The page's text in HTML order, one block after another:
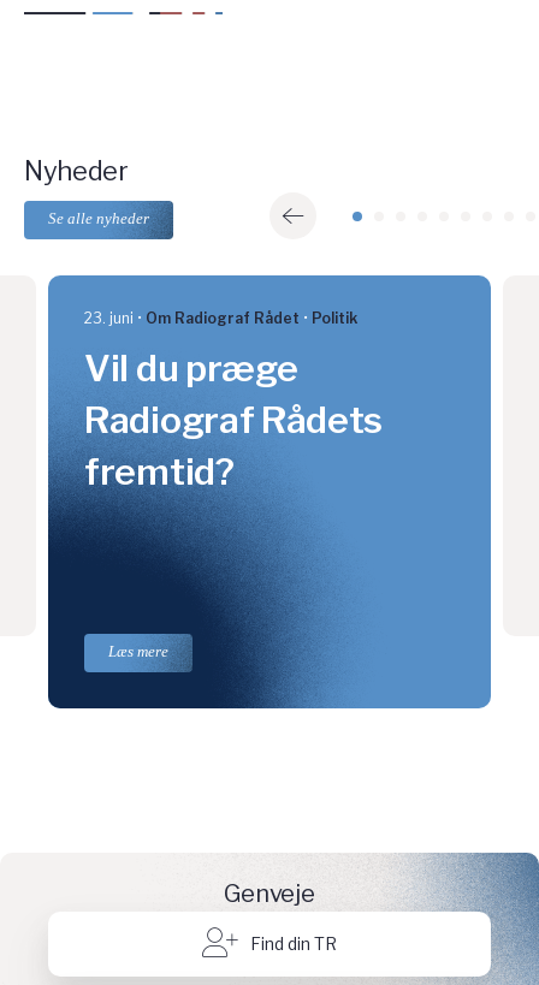
Nyheder
Se alle nyheder
23. juni Om Radiograf Rådet Politik
Vil du præge
Radiograf Rådets
fremtid?
Læs mere
Genveje
Find din TR